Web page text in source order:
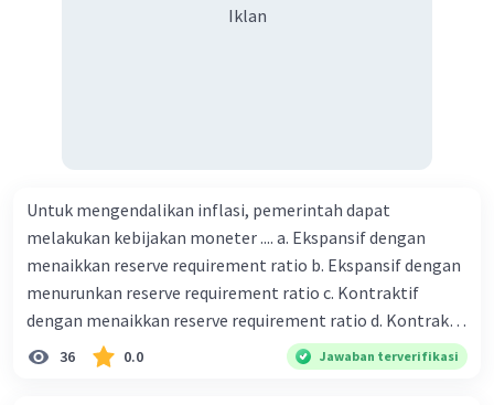
Iklan
Untuk mengendalikan inflasi, pemerintah dapat
melakukan kebijakan moneter .... a. Ekspansif dengan
menaikkan reserve requirement ratio b. Ekspansif dengan
menurunkan reserve requirement ratio c. Kontraktif
dengan menaikkan reserve requirement ratio d. Kontraktif
dengan menurunkan reserve requirement ratio e.
Ekspansif dengan menaikkan tingkat diskonto Bila Bank
36 0.0 Jawaban terverifikasi